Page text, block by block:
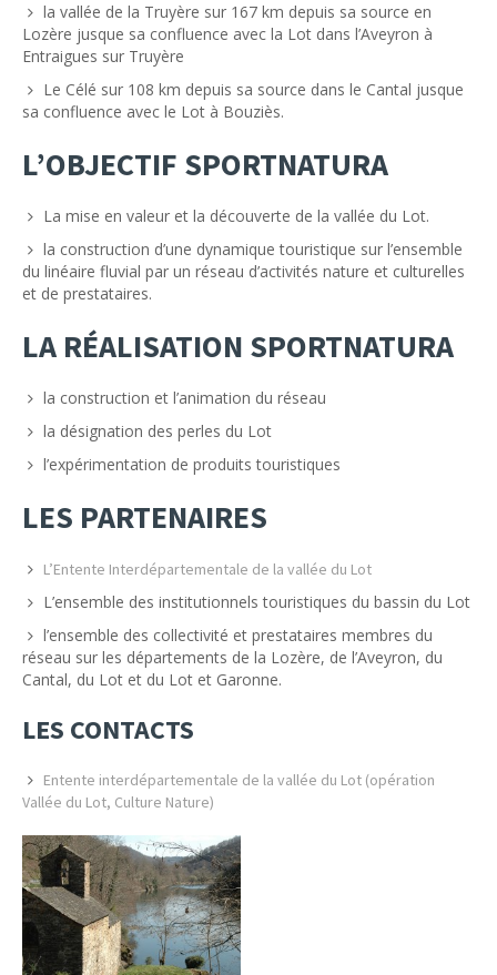
la vallée de la Truyère sur 167 km depuis sa source en
Lozère jusque sa confluence avec la Lot dans l’Aveyron à
Entraigues sur Truyère
Le Célé sur 108 km depuis sa source dans le Cantal jusque
sa confluence avec le Lot à Bouziès.
L’OBJECTIF SPORTNATURA
La mise en valeur et la découverte de la vallée du Lot.
la construction d’une dynamique touristique sur l’ensemble
du linéaire fluvial par un réseau d’activités nature et culturelles
et de prestataires.
LA RÉALISATION SPORTNATURA
la construction et l’animation du réseau
la désignation des perles du Lot
l’expérimentation de produits touristiques
LES PARTENAIRES
L’Entente Interdépartementale de la vallée du Lot
L’ensemble des institutionnels touristiques du bassin du Lot
l’ensemble des collectivité et prestataires membres du
réseau sur les départements de la Lozère, de l’Aveyron, du
Cantal, du Lot et du Lot et Garonne.
LES CONTACTS
Entente interdépartementale de la vallée du Lot (opération
Vallée du Lot, Culture Nature)